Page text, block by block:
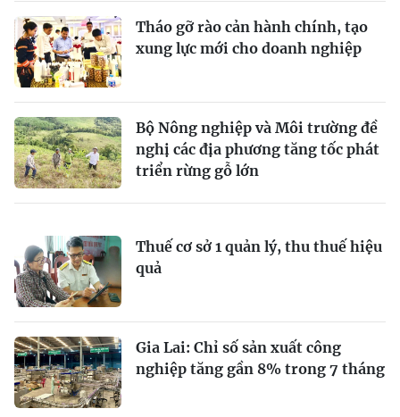
Tháo gỡ rào cản hành chính, tạo
xung lực mới cho doanh nghiệp
Bộ Nông nghiệp và Môi trường đề
nghị các địa phương tăng tốc phát
triển rừng gỗ lớn
Thuế cơ sở 1 quản lý, thu thuế hiệu
quả
Gia Lai: Chỉ số sản xuất công
nghiệp tăng gần 8% trong 7 tháng